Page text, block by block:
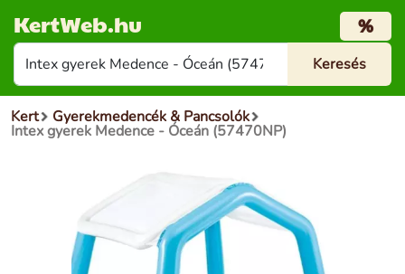
KertWeb.hu %
Kert Gyerekmedencék & Pancsolók
Intex gyerek Medence - Óceán (57470NP)